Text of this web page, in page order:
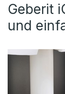
Geberit
und